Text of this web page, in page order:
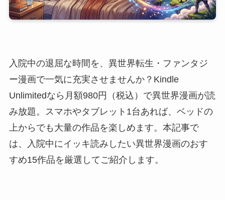
入院中の退屈な時間を、異世界転生・ファンタジ
ー漫画で一気に充実させませんか？Kindle
Unlimitedなら月額980円（税込）で異世界漫画が読
み放題。スマホやタブレット1台あれば、ベッドの
上からでも大量の作品を楽しめます。本記事で
は、入院中にイッキ読みしたい異世界漫画のおす
すめ15作品を厳選してご紹介します。